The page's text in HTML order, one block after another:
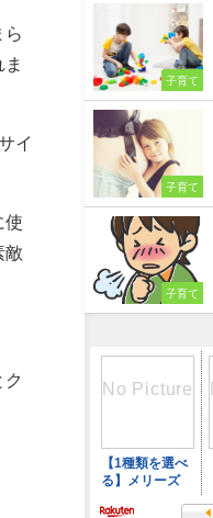
ら
イ
使
敵
子育て
子育て
子育て